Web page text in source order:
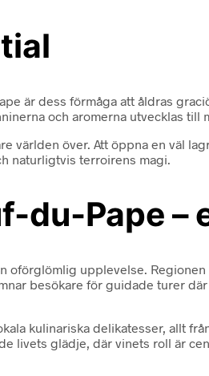
är dess förmåga att åldras
och aromerna utvecklas
världen över. Att öppna en väl
naturligtvis terroirens magi.
du-Pape –
oförglömlig upplevelse.
besökare för guidade turer
kulinariska delikatesser, allt
livets glädje, där vinets roll är